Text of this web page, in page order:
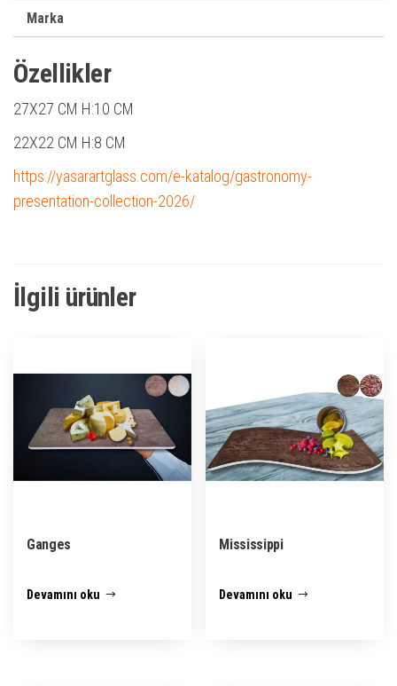
Marka
Özellikler
27X27 CM H:10 CM
22X22 CM H:8 CM
https://yasarartglass.com/e-katalog/gastronomy-
presentation-collection-2026/
İlgili ürünler
Ganges
Devamını oku
Mississippi
Devamını oku